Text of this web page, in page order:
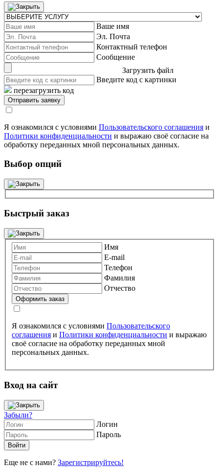
Ваше имя
Эл. Почта
Контактный телефон
Сообщение
Загрузить файл
Введите код с картинки
перезагрузить код
Я ознакомился с условиями Пользовательского соглашения и
Политики конфиденциальности и выражаю своё согласие на
обработку переданных мной персональных данных.
Выбор опций
Быстрый заказ
Имя
E-mail
Телефон
Фамилия
Отчество
Я ознакомился с условиями Пользовательского
соглашения и Политики конфиденциальности и выражаю
своё согласие на обработку переданных мной
персональных данных.
Вход на сайт
Забыли?
Логин
Пароль
Еще не с нами? Зарегистрируйтесь!